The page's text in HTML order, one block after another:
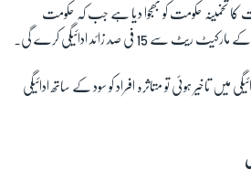
کا تخمینہ حکومت کو بھجوا دیا ہے جب کہ حکومت
15 فی صد زائد ادائیگی کرے گی۔
میں تاخیر ہوئی تو متاثرہ افراد کو سود کے ساتھ ادائیگی